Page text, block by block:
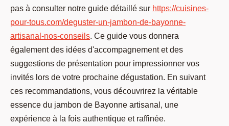
pas à consulter notre guide détaillé sur https://cuisines-
pour-tous.com/deguster-un-jambon-de-bayonne-
artisanal-nos-conseils. Ce guide vous donnera
également des idées d'accompagnement et des
suggestions de présentation pour impressionner vos
invités lors de votre prochaine dégustation. En suivant
ces recommandations, vous découvrirez la véritable
essence du jambon de Bayonne artisanal, une
expérience à la fois authentique et raffinée.